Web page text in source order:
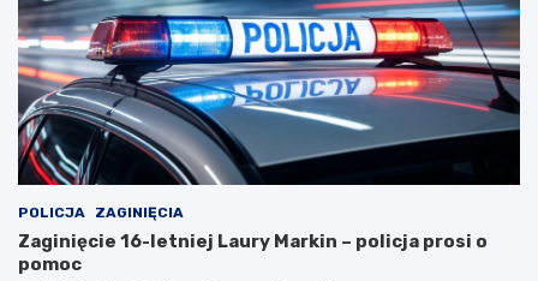
POLICJA ZAGINIĘCIA
Zaginięcie 16-letniej Laury Markin – policja prosi o
pomoc